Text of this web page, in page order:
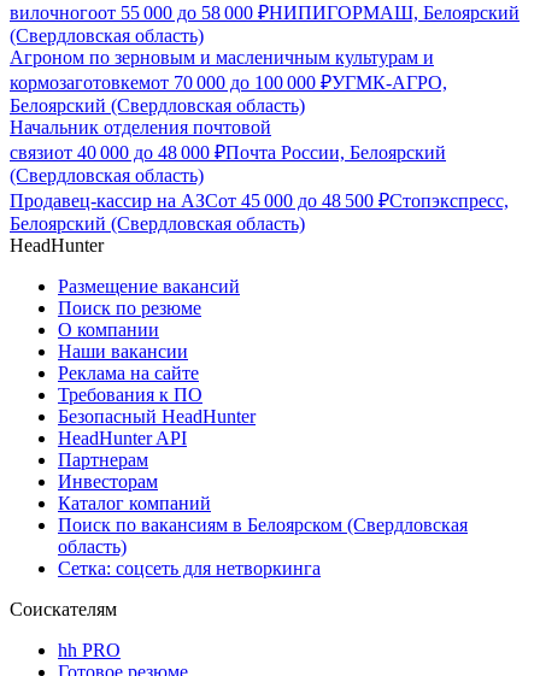
вилочногоот 55 000 до 58 000 ₽НИПИГОРМАШ, Белоярский
(Свердловская область)
Агроном по зерновым и масленичным культурам и
кормозаготовкемот 70 000 до 100 000 ₽УГМК-АГРО,
Белоярский (Свердловская область)
Начальник отделения почтовой
связиот 40 000 до 48 000 ₽Почта России, Белоярский
(Свердловская область)
Продавец-кассир на АЗСот 45 000 до 48 500 ₽Стопэкспресс,
Белоярский (Свердловская область)
HeadHunter
Размещение вакансий
Поиск по резюме
О компании
Наши вакансии
Реклама на сайте
Требования к ПО
Безопасный HeadHunter
HeadHunter API
Партнерам
Инвесторам
Каталог компаний
Поиск по вакансиям в Белоярском (Свердловская
область)
Сетка: соцсеть для нетворкинга
Соискателям
hh PRO